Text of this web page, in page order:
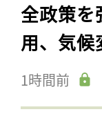
全政策を
用、気候
1時間前